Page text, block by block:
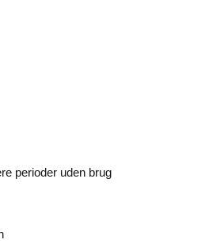
perioder uden brug